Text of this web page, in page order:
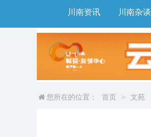
川南资讯
川南杂谈
您所在的位置： 首页 > 文苑